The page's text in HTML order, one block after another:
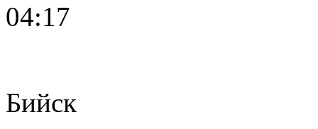
04:17
Бийск